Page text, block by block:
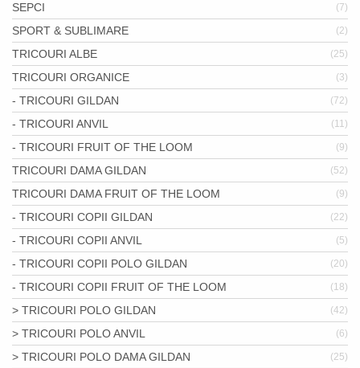
SEPCI (7)
SPORT & SUBLIMARE (2)
TRICOURI ALBE (25)
TRICOURI ORGANICE (3)
- TRICOURI GILDAN (72)
- TRICOURI ANVIL (11)
- TRICOURI FRUIT OF THE LOOM (9)
TRICOURI DAMA GILDAN (52)
TRICOURI DAMA FRUIT OF THE LOOM (9)
- TRICOURI COPII GILDAN (22)
- TRICOURI COPII ANVIL (5)
- TRICOURI COPII POLO GILDAN (20)
- TRICOURI COPII FRUIT OF THE LOOM (18)
> TRICOURI POLO GILDAN (42)
> TRICOURI POLO ANVIL (6)
> TRICOURI POLO DAMA GILDAN (25)